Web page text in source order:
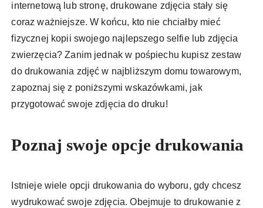
internetową lub stronę, drukowane zdjęcia stały się
coraz ważniejsze. W końcu, kto nie chciałby mieć
fizycznej kopii swojego najlepszego selfie lub zdjęcia
zwierzęcia? Zanim jednak w pośpiechu kupisz zestaw
do drukowania zdjęć w najbliższym domu towarowym,
zapoznaj się z poniższymi wskazówkami, jak
przygotować swoje zdjęcia do druku!
Poznaj swoje opcje drukowania
Istnieje wiele opcji drukowania do wyboru, gdy chcesz
wydrukować swoje zdjęcia. Obejmuje to drukowanie z